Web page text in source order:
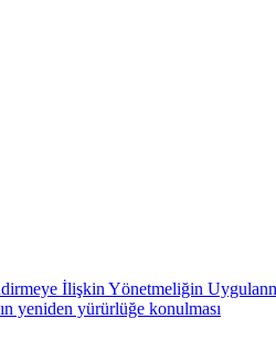
İlişkin Yönetmeliğin
yeniden yürürlüğe konulması